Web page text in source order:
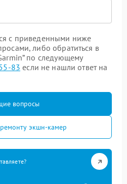
с приведенными ниже
либо обратиться в
по следующему
83 если не нашли ответ на
вопросы
экшн-камер